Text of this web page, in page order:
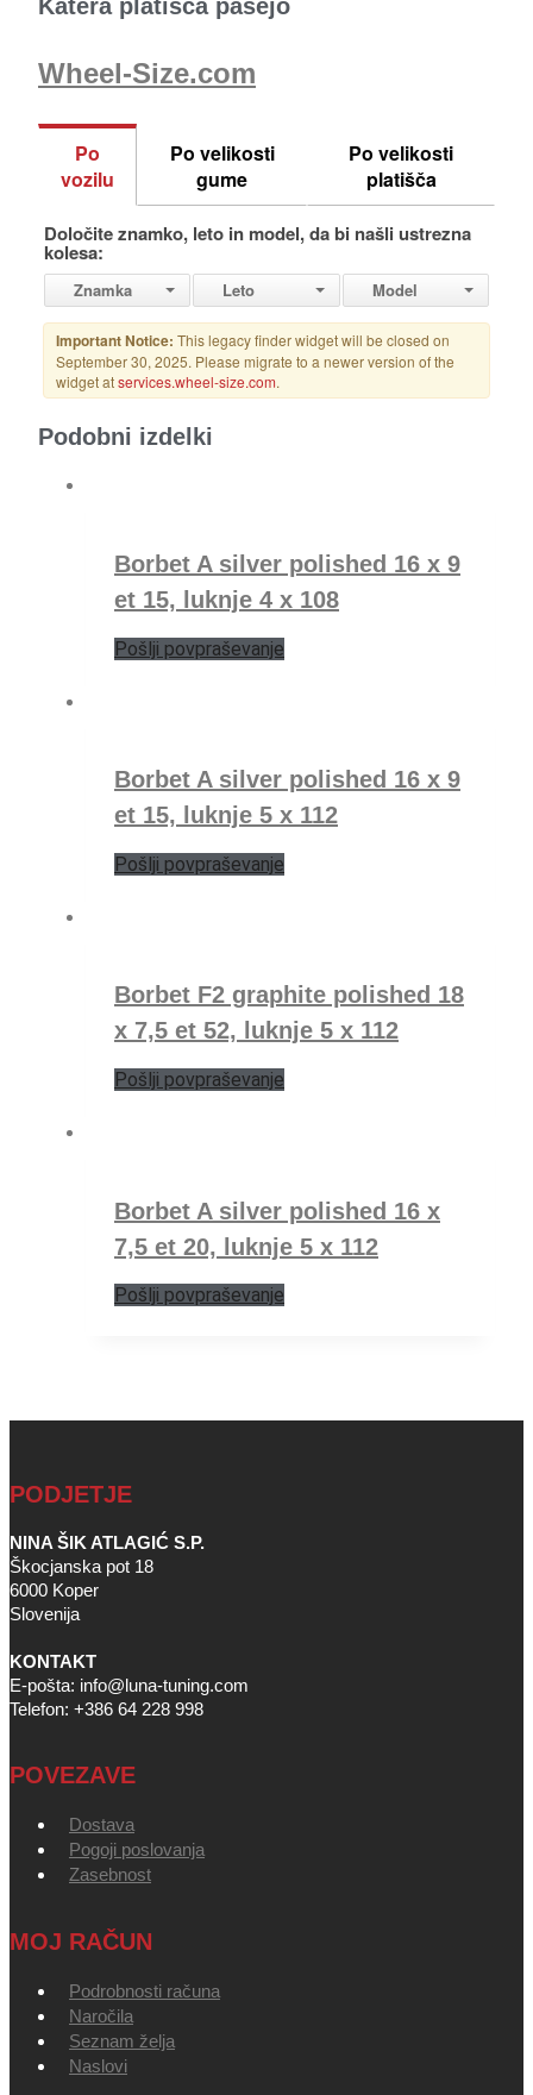
Katera platišča pašejo
Wheel-Size.com
Podobni izdelki
Borbet A silver polished 16 x 9
et 15, luknje 4 x 108
Pošlji povpraševanje
Borbet A silver polished 16 x 9
et 15, luknje 5 x 112
Pošlji povpraševanje
Borbet F2 graphite polished 18
x 7,5 et 52, luknje 5 x 112
Pošlji povpraševanje
Borbet A silver polished 16 x
7,5 et 20, luknje 5 x 112
Pošlji povpraševanje
PODJETJE
NINA ŠIK ATLAGIĆ S.P.
Škocjanska pot 18
6000 Koper
Slovenija
KONTAKT
E-pošta: info@luna-tuning.com
Telefon: +386 64 228 998
POVEZAVE
Dostava
Pogoji poslovanja
Zasebnost
MOJ RAČUN
Podrobnosti računa
Naročila
Seznam želja
Naslovi